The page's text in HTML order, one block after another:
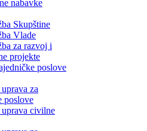
nabavke
Skupštine
Vlade
za razvoj i
projekte
poslove
za
poslove
civilne